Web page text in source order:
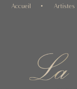
Accueil Artistes